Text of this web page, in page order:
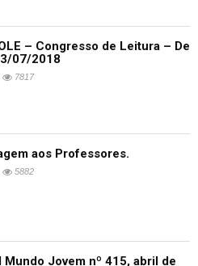
– Congresso de Leitura – De
07/2018
7817
aos Professores.
5882
Mundo Jovem nº 415, abril de